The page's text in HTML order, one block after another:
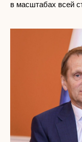
в масштабах всей